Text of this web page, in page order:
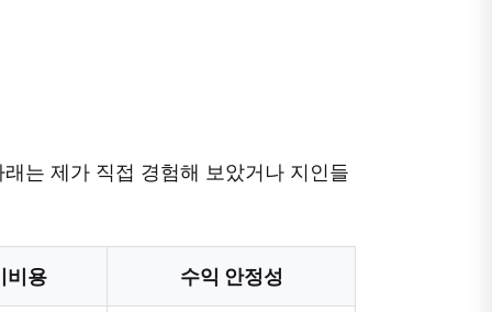
는 제가 직접 경험해 보았거나 지인들
비용 수익 안정성